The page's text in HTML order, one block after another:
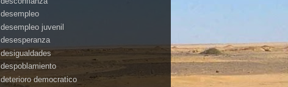
desempleo
desempleo juvenil
desesperanza
desigualdades
despoblamiento
deterioro democratico